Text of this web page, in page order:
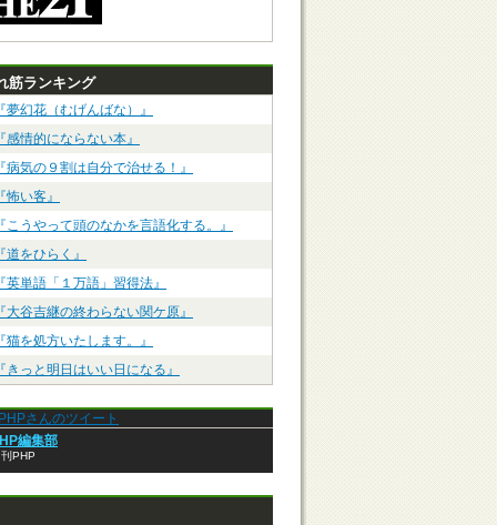
筋ランキング
夢幻花（むげんばな）』
感情的にならない本』
病気の９割は自分で治せる！』
怖い客』
こうやって頭のなかを言語化する。』
道をひらく』
英単語「１万語」習得法』
大谷吉継の終わらない関ケ原』
猫を処方いたします。』
きっと明日はいい日になる』
さんのツイート
編集部
PHP